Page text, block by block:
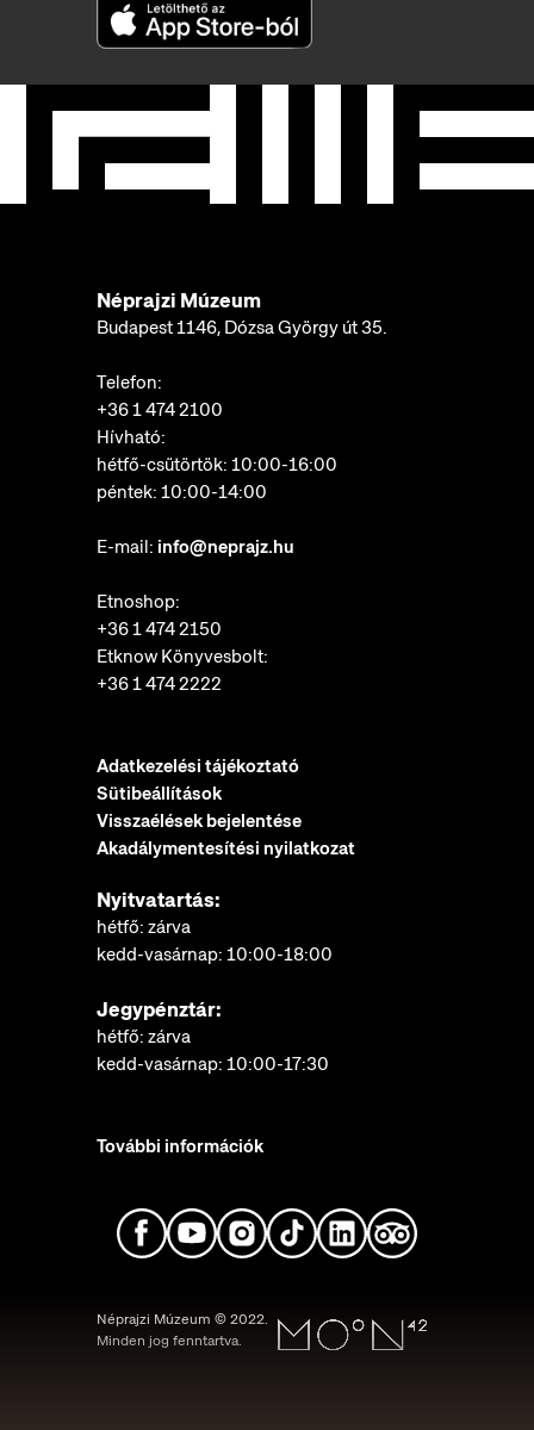
Néprajzi Múzeum
Budapest 1146, Dózsa György út 35.
Telefon:
+36 1 474 2100
Hívható:
hétfő-csütörtök: 10:00-16:00
péntek: 10:00-14:00
E-mail: info@neprajz.hu
Etnoshop:
+36 1 474 2150
Etknow Könyvesbolt:
+36 1 474 2222
Adatkezelési tájékoztató
Sütibeállítások
Visszaélések bejelentése
Akadálymentesítési nyilatkozat
Nyitvatartás:
hétfő: zárva
kedd-vasárnap: 10:00-18:00
Jegypénztár:
hétfő: zárva
kedd-vasárnap: 10:00-17:30
További információk
Néprajzi Múzeum © 2022.
Minden jog fenntartva.